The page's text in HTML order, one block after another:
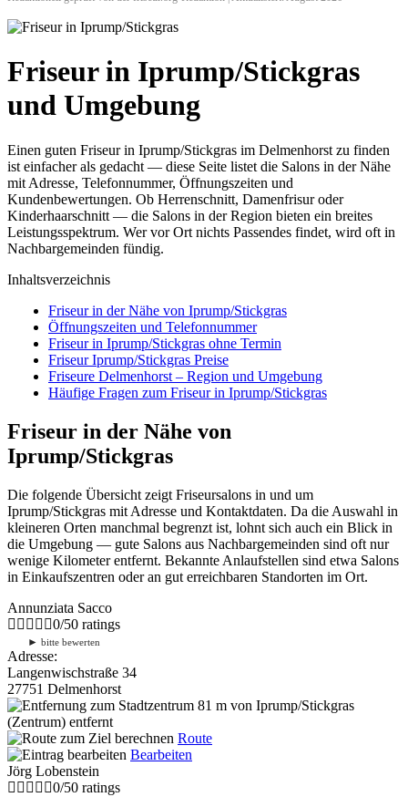
Friseur in Iprump/Stickgras
und Umgebung
Einen guten Friseur in Iprump/Stickgras im Delmenhorst zu finden
ist einfacher als gedacht — diese Seite listet die Salons in der Nähe
mit Adresse, Telefonnummer, Öffnungszeiten und
Kundenbewertungen. Ob Herrenschnitt, Damenfrisur oder
Kinderhaarschnitt — die Salons in der Region bieten ein breites
Leistungsspektrum. Wer vor Ort nichts Passendes findet, wird oft in
Nachbargemeinden fündig.
Inhaltsverzeichnis
Friseur in der Nähe von Iprump/Stickgras
Öffnungszeiten und Telefonnummer
Friseur in Iprump/Stickgras ohne Termin
Friseur Iprump/Stickgras Preise
Friseure Delmenhorst – Region und Umgebung
Häufige Fragen zum Friseur in Iprump/Stickgras
Friseur in der Nähe von
Iprump/Stickgras
Die folgende Übersicht zeigt Friseursalons in und um
Iprump/Stickgras mit Adresse und Kontaktdaten. Da die Auswahl in
kleineren Orten manchmal begrenzt ist, lohnt sich auch ein Blick in
die Umgebung — gute Salons aus Nachbargemeinden sind oft nur
wenige Kilometer entfernt. Bekannte Anlaufstellen sind etwa Salons
in Einkaufszentren oder an gut erreichbaren Standorten im Ort.
Annunziata Sacco
0/50 ratings
► bitte bewerten
Adresse:
Langenwischstraße 34
27751 Delmenhorst
81 m von Iprump/Stickgras
(Zentrum) entfernt
Route
Bearbeiten
Jörg Lobenstein
0/50 ratings